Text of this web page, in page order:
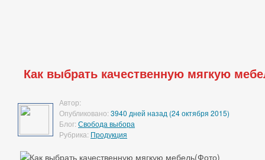
Как выбрать качественную мягкую
Автор:
Опубликовано: 3940 дней назад (24 октября 2015)
Блог: Свобода выбора
Рубрика: Продукция